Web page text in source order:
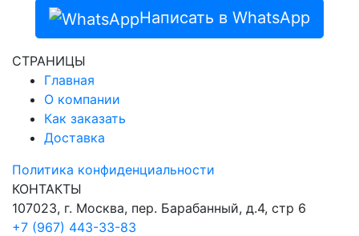
Написать в WhatsApp
СТРАНИЦЫ
Главная
О компании
Как заказать
Доставка
Политика конфиденциальности
КОНТАКТЫ
107023, г. Москва, пер. Барабанный, д.4, стр 6
+7 (967) 443-33-83